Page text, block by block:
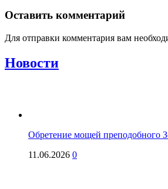
Оставить комментарий
Для отправки комментария вам
Новости
Обретение мощей преподобного
11.06.2026 0